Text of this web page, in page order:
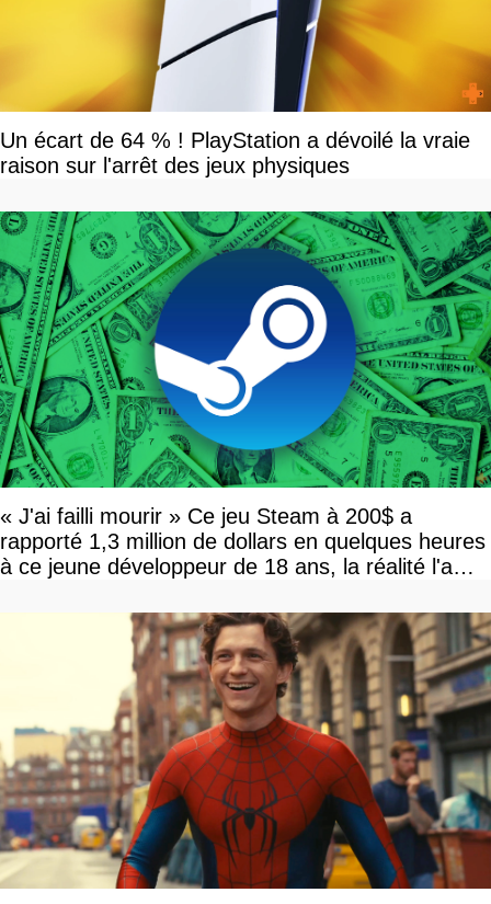
Un écart de 64 % ! PlayStation a dévoilé la vraie
raison sur l'arrêt des jeux physiques
« J'ai failli mourir » Ce jeu Steam à 200$ a
rapporté 1,3 million de dollars en quelques heures
à ce jeune développeur de 18 ans, la réalité l'a